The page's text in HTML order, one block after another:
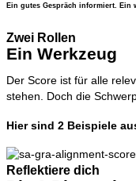
Ein gutes Gespräch informiert. Ein
Zwei Rollen
Ein Werkzeug
Der Score ist für alle
stehen. Doch die
Hier sind 2 Beispiele
Reflektiere dich